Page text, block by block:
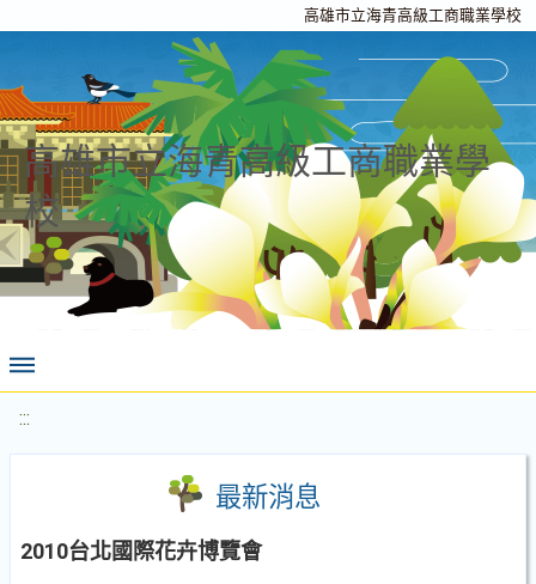
高雄市立海青高級工商職業學校
高雄市立海青高級工商職業學
校
:::
最新消息
2010台北國際花卉博覽會